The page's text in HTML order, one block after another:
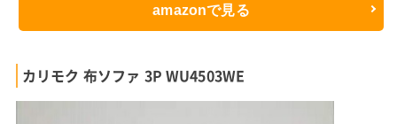
amazonで見る
カリモク 布ソファ 3P WU4503WE